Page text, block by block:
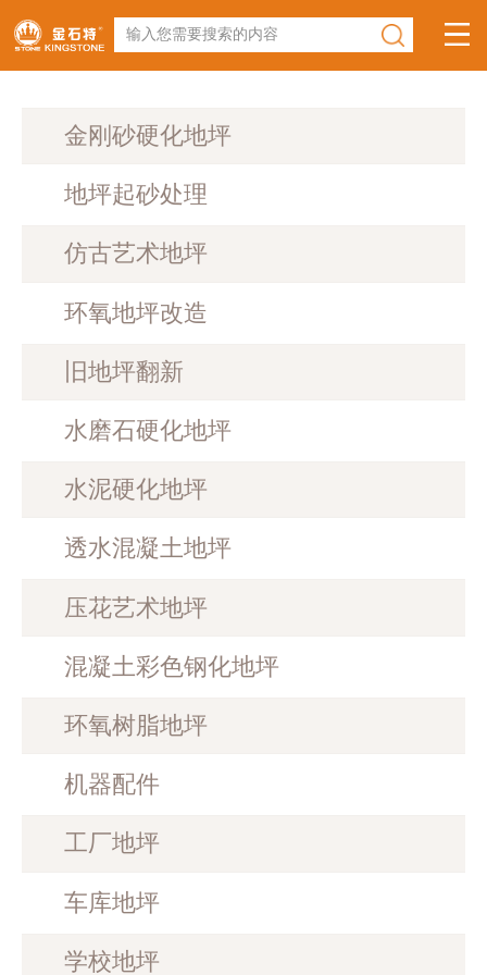
输入您需要搜索的内容
金刚砂硬化地坪
地坪起砂处理
仿古艺术地坪
环氧地坪改造
旧地坪翻新
水磨石硬化地坪
水泥硬化地坪
透水混凝土地坪
压花艺术地坪
混凝土彩色钢化地坪
环氧树脂地坪
机器配件
工厂地坪
车库地坪
学校地坪